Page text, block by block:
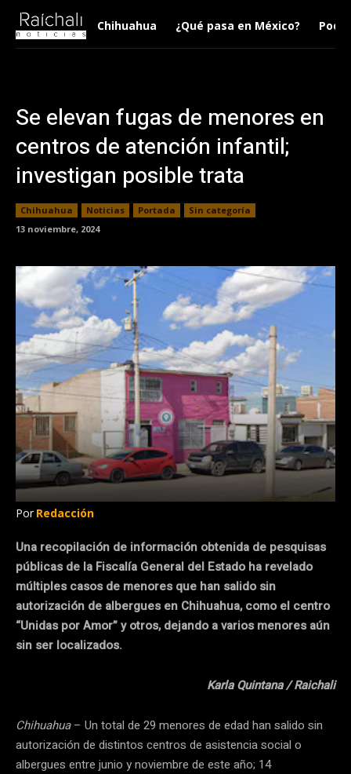
Chihuahua ¿Qué pasa en México?
Se elevan fugas de menores en
centros de atención infantil;
investigan posible trata
Chihuahua Noticias Portada
Sin categoría
13 noviembre, 2024
Por Redacción
Una recopilación de información obtenida de pesquisas
públicas de la Fiscalía General del Estado ha revelado
múltiples casos de menores que han salido sin
autorización de albergues en Chihuahua, como el centro
“Unidas por Amor” y otros, dejando a varios menores aún
sin ser localizados.
Karla Quintana / Raichali
Chihuahua– Un total de 29 menores de edad han salido sin
autorización de distintos centros de asistencia social o
albergues entre junio y noviembre de este año; 14